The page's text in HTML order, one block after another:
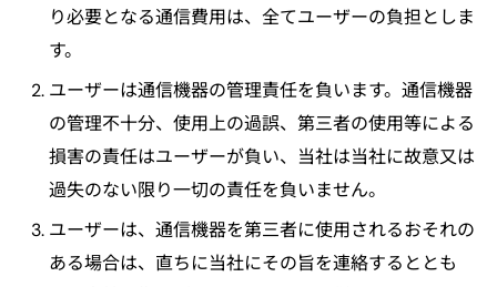
り必要となる通信費用は、全てユーザーの負担としま
す。
ユーザーは通信機器の管理責任を負います。通信機器
の管理不十分、使用上の過誤、第三者の使用等による
損害の責任はユーザーが負い、当社は当社に故意又は
過失のない限り一切の責任を負いません。
ユーザーは、通信機器を第三者に使用されるおそれの
ある場合は、直ちに当社にその旨を連絡するととも